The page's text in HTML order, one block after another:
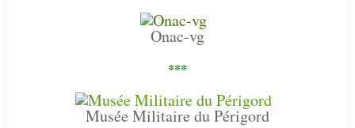
Onac-vg
***
Musée Militaire du Périgord